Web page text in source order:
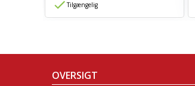
Tilgængelig
OVERSIGT